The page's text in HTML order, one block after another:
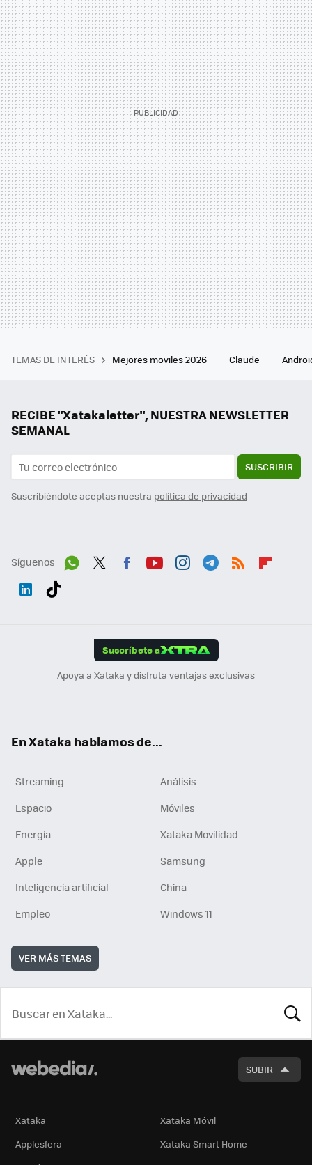
TEMAS DE INTERÉS Mejores moviles 2026 Claude
RECIBE "Xatakaletter", NUESTRA NEWSLETTER
SEMANAL
SUSCRIBIR
Suscribiéndote aceptas nuestra política de privacidad
Síguenos
Suscríbete a
Apoya a Xataka y disfruta ventajas exclusivas
En Xataka hablamos de...
Streaming
Análisis
Espacio
Móviles
Energía
Xataka Movilidad
Apple
Samsung
Inteligencia artificial
China
Empleo
Windows 11
VER MÁS TEMAS
SUBIR
Xataka
Xataka Móvil
Applesfera
Xataka Smart Home